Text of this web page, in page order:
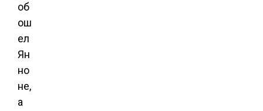
об
ош
ел
Ян
но
не,
а